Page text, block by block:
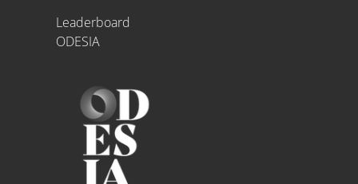
Leaderboard
ODESIA